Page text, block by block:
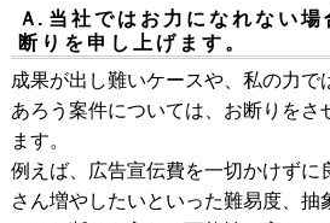
Ａ. 当社ではお力になれない場
断りを申し上げます。
成果が出し難いケースや、私の力で
あろう案件については、お断りをさ
ます。
例えば、広告宣伝費を一切かけずに
さん増やしたいといった難易度、抽